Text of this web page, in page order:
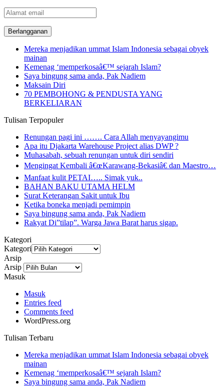
Alamat
email
Mereka menjadikan ummat Islam Indonesia sebagai obyek
mainan
Kemenag ‘memperkosaâ€™ sejarah Islam?
Saya bingung sama anda, Pak Nadiem
Maksain Diri
70 PEMBOHONG & PENDUSTA YANG
BERKELIARAN
Tulisan Terpopuler
Renungan pagi ini ……. Cara Allah menyayangimu
Apa itu Djakarta Warehouse Project alias DWP ?
Muhasabah, sebuah renungan untuk diri sendiri
Mengingat Kembali â€œKarawang-Bekasiâ€ dan Maestro…
Manfaat kulit PETAI….. Simak yuk..
BAHAN BAKU UTAMA HELM
Surat Keterangan Sakit untuk Ibu
Ketika boneka menjadi pemimpin
Saya bingung sama anda, Pak Nadiem
Rakyat Di”tilap”. Warga Jawa Barat harus sigap.
Kategori
Kategori
Arsip
Arsip
Masuk
Masuk
Entries feed
Comments feed
WordPress.org
Tulisan Terbaru
Mereka menjadikan ummat Islam Indonesia sebagai obyek
mainan
Kemenag ‘memperkosaâ€™ sejarah Islam?
Saya bingung sama anda, Pak Nadiem